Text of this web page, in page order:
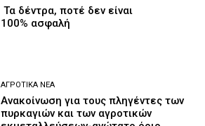
Τα δέντρα, ποτέ δεν είναι
100% ασφαλή
ΑΓΡΟΤΙΚΆ ΝΈΑ
Ανακοίνωση για τους πληγέντες των
πυρκαγιών και των αγροτικών